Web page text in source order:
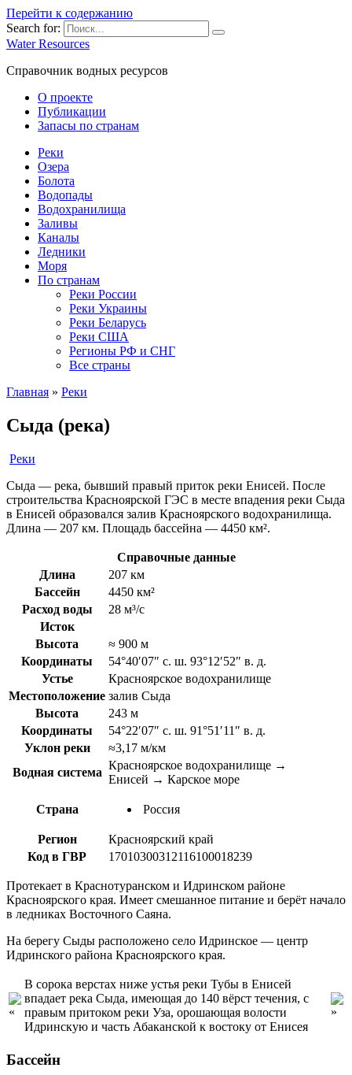
Перейти к содержанию
Search for:
Water Resources
Справочник водных ресурсов
О проекте
Публикации
Запасы по странам
Реки
Озера
Болота
Водопады
Водохранилища
Заливы
Каналы
Ледники
Моря
По странам
Реки России
Реки Украины
Реки Беларусь
Реки США
Регионы РФ и СНГ
Все страны
Главная » Реки
Сыда (река)
Реки
Сыда — река, бывший правый приток реки Енисей. После
строительства Красноярской ГЭС в месте впадения реки Сыда
в Енисей образовался залив Красноярского водохранилища.
Длина — 207 км. Площадь бассейна — 4450 км².
Справочные данные
Длина
207 км
Бассейн
4450 км²
Расход воды
28 м³/с
Исток
Высота
≈ 900 м
Координаты
54°40′07″ с. ш. 93°12′52″ в. д.
Устье
Красноярское водохранилище
Местоположение залив Сыда
Высота
243 м
Координаты
54°22′07″ с. ш. 91°51′11″ в. д.
Уклон реки
≈3,17 м/км
Водная система
Красноярское водохранилище →
Енисей → Карское море
Страна Россия
Регион
Красноярский край
Код в ГВР
17010300312116100018239
Протекает в Краснотуранском и Идринском районе
Красноярского края. Имеет смешанное питание и берёт начало
в ледниках Восточного Саяна.
На берегу Сыды расположено село Идринское — центр
Идринского района Красноярского края.
В сорока верстах ниже устья реки Тубы в Енисей
впадает река Сыда, имеющая до 140 вёрст течения, с
правым притоком реки Уза, орошающая волости
Идринскую и часть Абаканской к востоку от Енисея
Бассейн